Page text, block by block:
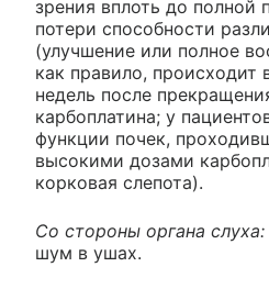
зрения вплоть до полной
потери способности
(улучшение или полное
как правило, происходит
недель после
карбоплатина; у
функции почек,
высокими дозами
корковая слепота).
Со стороны органа слуха:
шум в ушах.